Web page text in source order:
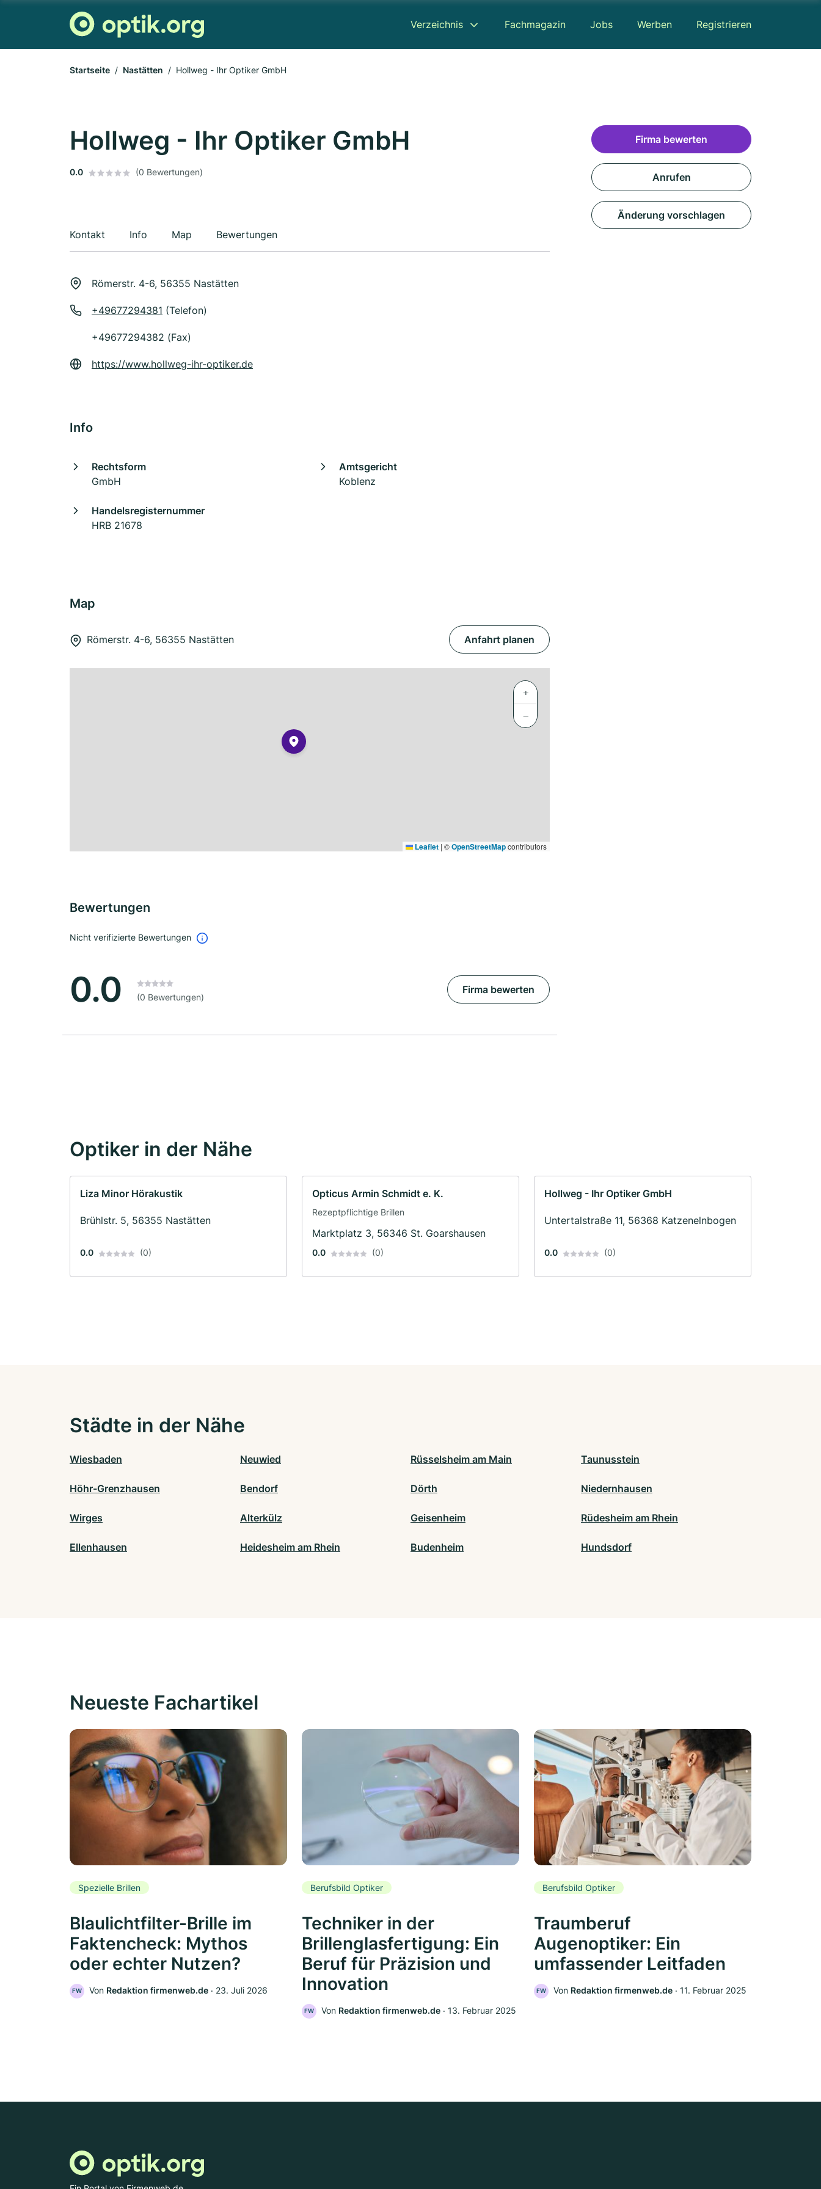
Verzeichnis Fachmagazin Jobs Werben Registrieren
Startseite Nastätten Hollweg - Ihr Optiker GmbH
Hollweg - Ihr Optiker GmbH
0.0 (0 Bewertungen)
Kontakt Info Map Bewertungen
Römerstr. 4-6, 56355 Nastätten
+49677294381 (Telefon)
+49677294382 (Fax)
https://www.hollweg-ihr-optiker.de
Info
Rechtsform
GmbH
Amtsgericht
Koblenz
Handelsregisternummer
HRB 21678
Map
Römerstr. 4-6, 56355 Nastätten Anfahrt planen
+
−
Leaflet | ©OpenStreetMapcontributors
Bewertungen
Nicht verifizierte Bewertungen
0.0 (0 Bewertungen)
Firma bewerten
Firma bewerten
Anrufen
Änderung vorschlagen
Optiker in der Nähe
Liza Minor Hörakustik
Brühlstr. 5, 56355 Nastätten
0.0 (0)
Opticus Armin Schmidt e. K.
Rezeptpflichtige Brillen
Marktplatz 3, 56346 St. Goarshausen
0.0 (0)
Hollweg - Ihr Optiker GmbH
Untertalstraße 11, 56368 Katzenelnbogen
0.0 (0)
Städte in der Nähe
Wiesbaden Neuwied Rüsselsheim am Main Taunusstein
Höhr-Grenzhausen Bendorf Dörth Niedernhausen
Wirges Alterkülz Geisenheim Rüdesheim am Rhein
Ellenhausen Heidesheim am Rhein Budenheim Hundsdorf
Neueste Fachartikel
Spezielle Brillen
Blaulichtfilter-Brille im
Faktencheck: Mythos
oder echter Nutzen?
FW Von Redaktion firmenweb.de ‧ 23. Juli 2026
Berufsbild Optiker
Techniker in der
Brillenglasfertigung: Ein
Beruf für Präzision und
Innovation
FW Von Redaktion firmenweb.de ‧ 13. Februar 2025
Berufsbild Optiker
Traumberuf
Augenoptiker: Ein
umfassender Leitfaden
FW Von Redaktion firmenweb.de ‧ 11. Februar 2025